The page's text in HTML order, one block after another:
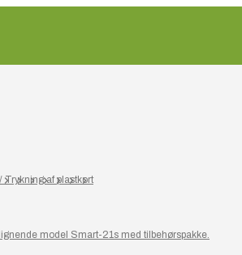
Trykning af plastkort
model Smart-21s med tilbehørspakke.